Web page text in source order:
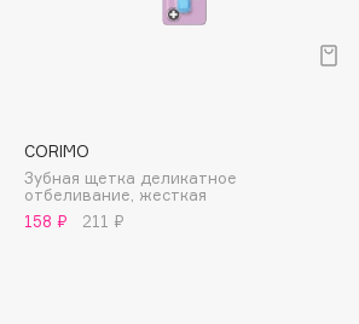
Banderas
Basicare
CORIMO
Зубная щетка деликатное
отбеливание, жесткая
158 ₽
211 ₽